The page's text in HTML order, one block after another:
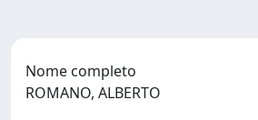
Nome completo
ROMANO, ALBERTO